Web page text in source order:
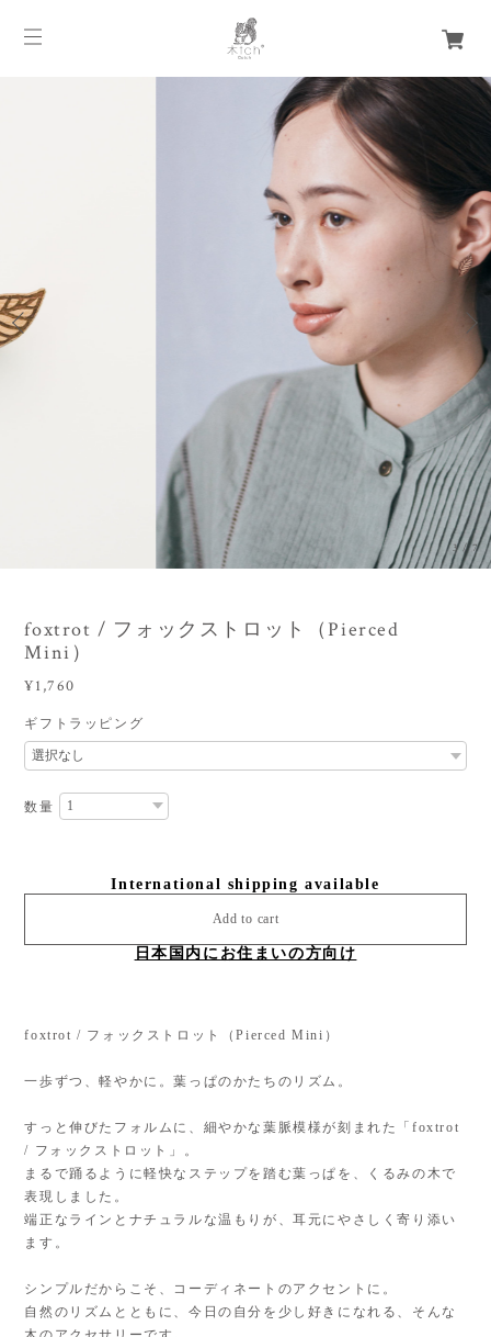
3/7
foxtrot / フォックストロット（Pierced
Mini）
¥1,760
ギフトラッピング
数量
International shipping available
Add to cart
日本国内にお住まいの方向け
foxtrot / フォックストロット（Pierced Mini）
一歩ずつ、軽やかに。葉っぱのかたちのリズム。
すっと伸びたフォルムに、細やかな葉脈模様が刻まれた「foxtrot
/ フォックストロット」。
まるで踊るように軽快なステップを踏む葉っぱを、くるみの木で
表現しました。
端正なラインとナチュラルな温もりが、耳元にやさしく寄り添い
ます。
シンプルだからこそ、コーディネートのアクセントに。
自然のリズムとともに、今日の自分を少し好きになれる、そんな